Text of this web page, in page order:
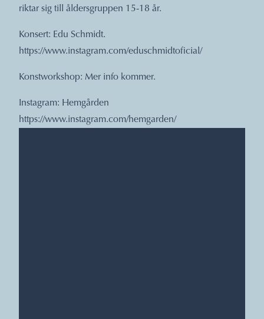
riktar sig till åldersgruppen 15-18 år.
Konsert: Edu Schmidt.
https://www.instagram.com/eduschmidtoficial/
Konstworkshop: Mer info kommer.
Instagram: Hemgården
https://www.instagram.com/hemgarden/